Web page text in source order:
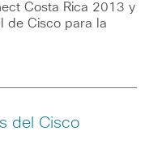
Costa Rica 2013 y
de Cisco para la
del Cisco